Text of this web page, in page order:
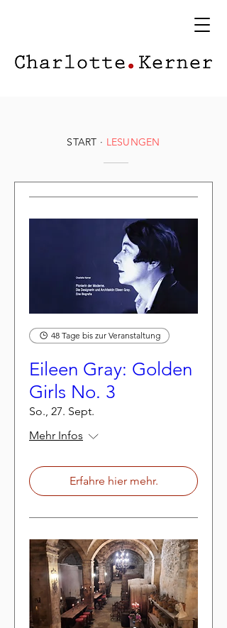
START · LESUNGEN
48 Tage bis zur Veranstaltung
Eileen Gray: Golden
Girls No. 3
So., 27. Sept.
Mehr Infos
Erfahre hier mehr.